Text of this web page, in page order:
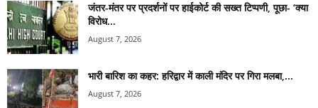
जंतर-मंतर पर प्रदर्शनों पर हाईकोर्ट की सख्त टिप्पणी, पूछा- ‘क्या
विरोध...
August 7, 2026
भारी बारिश का कहर: हरिद्वार में काली मंदिर पर गिरा मलबा,...
August 7, 2026